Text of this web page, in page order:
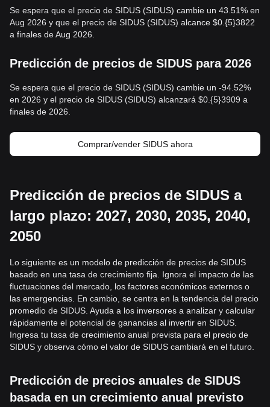
Se espera que el precio de SIDUS (SIDUS) cambie un 43.51% en
Aug 2026 y que el precio de SIDUS (SIDUS) alcance $0.{5}3822
a finales de Aug 2026.
Predicción de precios de SIDUS para 2026
Se espera que el precio de SIDUS (SIDUS) cambie un -94.52%
en 2026 y el precio de SIDUS (SIDUS) alcanzará $0.{5}3909 a
finales de 2026.
Comprar/vender SIDUS ahora
Predicción de precios de SIDUS a
largo plazo: 2027, 2030, 2035, 2040,
2050
Lo siguiente es un modelo de predicción de precios de SIDUS
basado en una tasa de crecimiento fija. Ignora el impacto de las
fluctuaciones del mercado, los factores económicos externos o
las emergencias. En cambio, se centra en la tendencia del precio
promedio de SIDUS. Ayuda a los inversores a analizar y calcular
rápidamente el potencial de ganancias al invertir en SIDUS.
Ingresa tu tasa de crecimiento anual prevista para el precio de
SIDUS y observa cómo el valor de SIDUS cambiará en el futuro.
Predicción de precios anuales de SIDUS
basada en un crecimiento anual previsto